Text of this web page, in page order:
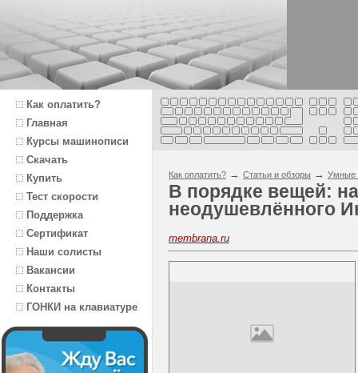
Как оплатить?
Главная
Курсы машинописи
Скачать
Купить
Тест скорости
Поддержка
Сертификат
Наши солисты
Вакансии
Контакты
ГОНКИ на клавиатуре
Как оплатить? → Статьи и обзоры → Умные
В порядке вещей:
неодушевлённого
membrana.ru